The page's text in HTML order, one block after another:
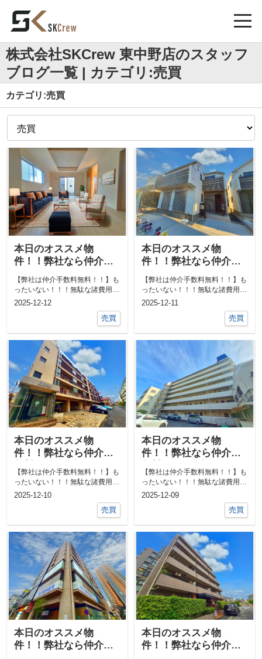
株式会社SKCrew 東中野店のスタッフ
ブログ一覧 | カテゴリ:売買
カテゴリ:売買
本日のオススメ物
件！！弊社なら仲介手
なる物件あればご相談
ください！！
【弊社は仲介手数料無料！！】も
ったいない！！！無駄な諸費用一
切なし！！①ネットで気になる物
2025-12-12
売買
本日のオススメ物
件！！弊社なら仲介手
なる物件あればご相談
ください！！
【弊社は仲介手数料無料！！】も
ったいない！！！無駄な諸費用一
切なし！！①ネットで気になる物
2025-12-11
売買
本日のオススメ物
件！！弊社なら仲介手
なる物件あればご相談
ください！！
【弊社は仲介手数料無料！！】も
ったいない！！！無駄な諸費用一
切なし！！①ネットで気になる物
2025-12-10
売買
本日のオススメ物
件！！弊社なら仲介手
なる物件あればご相談
ください！！
【弊社は仲介手数料無料！！】も
ったいない！！！無駄な諸費用一
切なし！！①ネットで気になる物
2025-12-09
売買
本日のオススメ物
件！！弊社なら仲介手
本日のオススメ物
件！！弊社なら仲介手